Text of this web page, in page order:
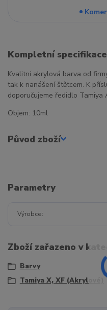
Kompletní specifikace
Kvalitní akrylová barva od
tak k nanášení štětcem. K
doporučujeme ředidlo
Objem: 10ml
Původ zboží
Parametry
Výrobce
Zboží zařazeno v
Barvy
Tamiya X, XF (Akrylové)